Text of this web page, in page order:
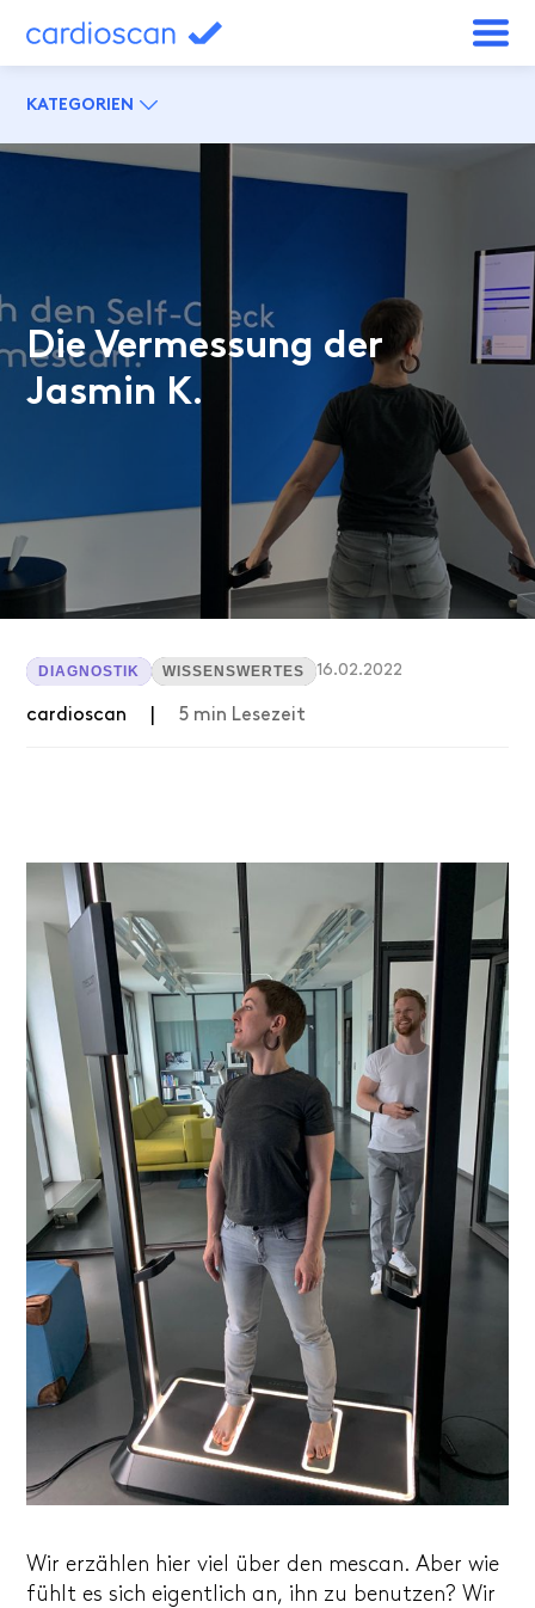
KATEGORIEN
Die Vermessung der
Jasmin K.
DIAGNOSTIK WISSENSWERTES 16.02.2022
cardioscan 5 min Lesezeit
Wir erzählen hier viel über den mescan. Aber wie
fühlt es sich eigentlich an, ihn zu benutzen? Wir